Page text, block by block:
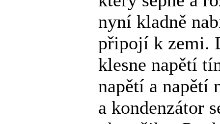
nyní kladně
připojí k zemi.
klesne napětí
napětí a napětí
a kondenzátor